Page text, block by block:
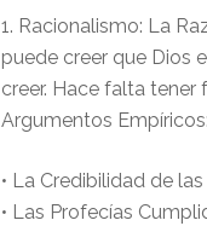
1. Racionalismo: La
puede creer que Dios
creer. Hace falta
Argumentos
• La Credibilidad de
• Las Profecías